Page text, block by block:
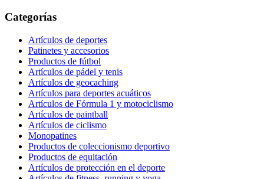
Categorías
Artículos de deportes
Patinetes y accesorios
Productos de fútbol
Artículos de pádel y tenis
Artículos de geocaching
Artículos para deportes acuáticos
Artículos de Fórmula 1 y motociclismo
Artículos de paintball
Artículos de ciclismo
Monopatines
Productos de coleccionismo deportivo
Productos de equitación
Artículos de protección en el deporte